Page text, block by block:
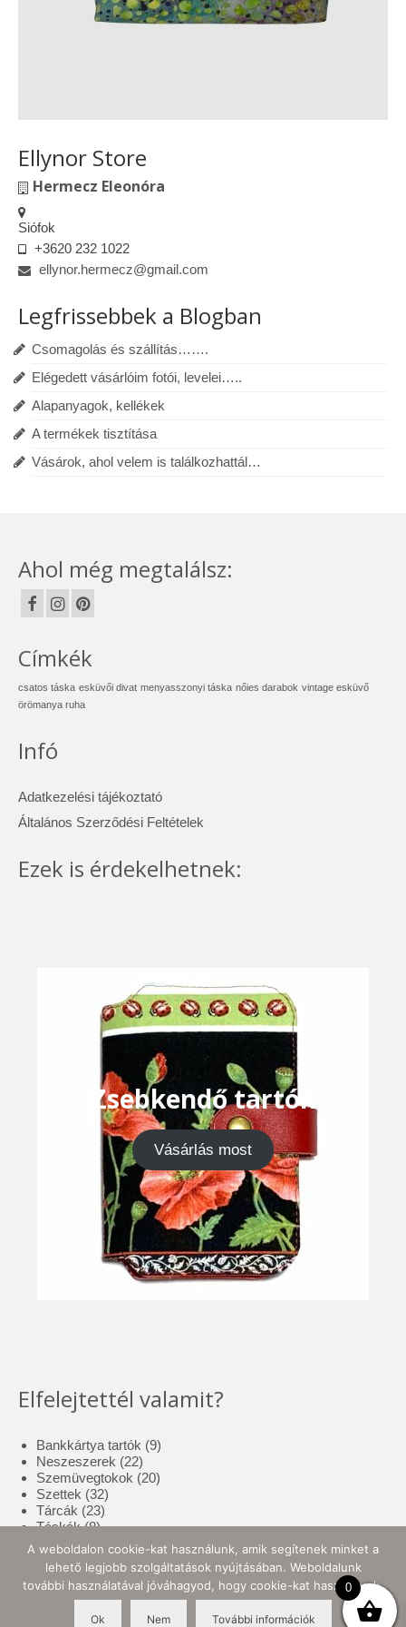
Ellynor Store
Hermecz Eleonóra
Siófok
+3620 232 1022
ellynor.hermecz@gmail.com
Legfrissebbek a Blogban
Csomagolás és szállítás…….
Elégedett vásárlóim fotói, levelei…..
Alapanyagok, kellékek
A termékek tisztítása
Vásárok, ahol velem is találkozhattál…
Ahol még megtalálsz:
Címkék
csatos táska esküvői divat menyasszonyi táska nőies darabok vintage esküvő
örömanya ruha
Infó
Adatkezelési tájékoztató
Általános Szerződési Feltételek
Ezek is érdekelhetnek:
Zsebkendő tartók
Vásárlás most
Elfelejtettél valamit?
Bankkártya tartók 99
Neszeszerek 2222
termék
Szemüvegtokok 2020
Szettek 3232
termék
Tárcák 2323
termék
Táskák 88
termék
Tolltartók
termék
Tote bag
3
termék
Zsebkendő tartók 1010
termék
0
A weboldalon cookie-kat használunk, amik segítenek minket a
lehető legjobb szolgáltatások nyújtásában. Weboldalunk
további használatával jóváhagyod, hogy cookie-kat használjunk.
Ok Nem További információk